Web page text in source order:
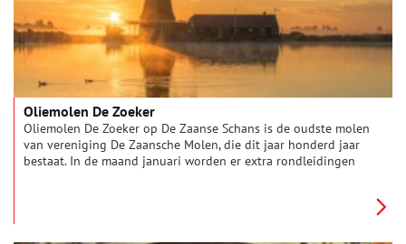
Oliemolen De Zoeker
Oliemolen De Zoeker op De Zaanse Schans is de oudste molen
van vereniging De Zaansche Molen, die dit jaar honderd jaar
bestaat. In de maand januari worden er extra rondleidingen